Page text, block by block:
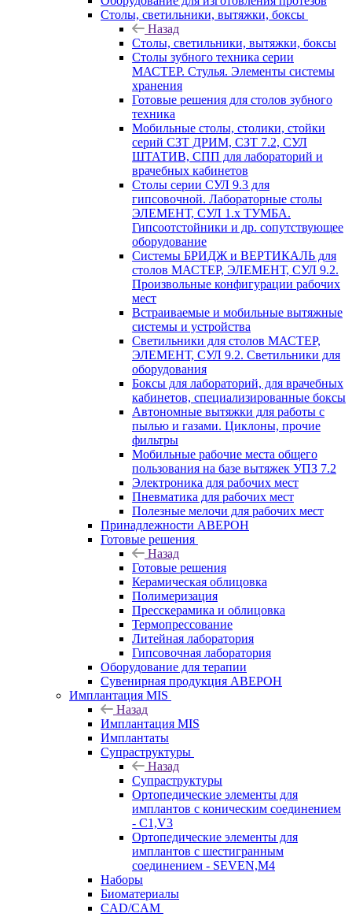
Cтолы, светильники, вытяжки, боксы
Назад
Cтолы, светильники, вытяжки, боксы
Столы зубного техника серии
МАСТЕР. Стулья. Элементы системы
хранения
Готовые решения для столов зубного
техника
Мобильные столы, столики, стойки
серий СЗТ ДРИМ, СЗТ 7.2, СУЛ
ШТАТИВ, СПП для лабораторий и
врачебных кабинетов
Столы серии СУЛ 9.3 для
гипсовочной. Лабораторные столы
ЭЛЕМЕНТ, СУЛ 1.х ТУМБА.
Гипсоотстойники и др. сопутствующее
оборудование
Системы БРИДЖ и ВЕРТИКАЛЬ для
столов МАСТЕР, ЭЛЕМЕНТ, СУЛ 9.2.
Произвольные конфигурации рабочих
мест
Встраиваемые и мобильные вытяжные
системы и устройства
Светильники для столов МАСТЕР,
ЭЛЕМЕНТ, СУЛ 9.2. Светильники для
оборудования
Боксы для лабораторий, для врачебных
кабинетов, специализированные боксы
Автономные вытяжки для работы с
пылью и газами. Циклоны, прочие
фильтры
Мобильные рабочие места общего
пользования на базе вытяжек УПЗ 7.2
Электроника для рабочих мест
Пневматика для рабочих мест
Полезные мелочи для рабочих мест
Принадлежности АВЕРОН
Готовые решения
Назад
Готовые решения
Керамическая облицовка
Полимеризация
Пресскерамика и облицовка
Термопрессование
Литейная лаборатория
Гипсовочная лаборатория
Оборудование для терапии
Сувенирная продукция АВЕРОН
Имплантация MIS
Назад
Имплантация MIS
Имплантаты
Супраструктуры
Назад
Супраструктуры
Ортопедические элементы для
имплантов с коническим соединением
- C1,V3
Ортопедические элементы для
имплантов с шестигранным
соединением - SEVEN,M4
Наборы
Биоматериалы
CAD/CAM